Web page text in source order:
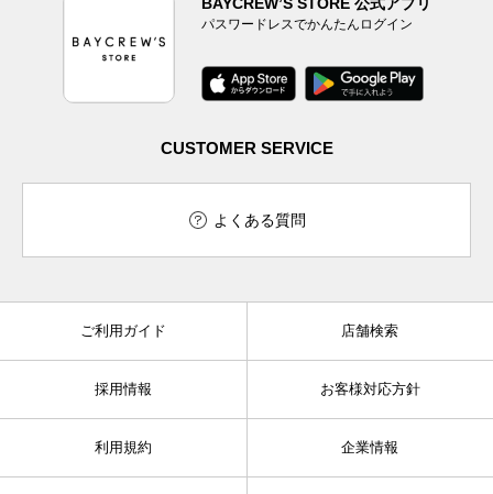
パスワードレスでかんたんログイン
CUSTOMER SERVICE
よくある質問
ご利用ガイド 店舗検索
採用情報 お客様対応方針
利用規約 企業情報